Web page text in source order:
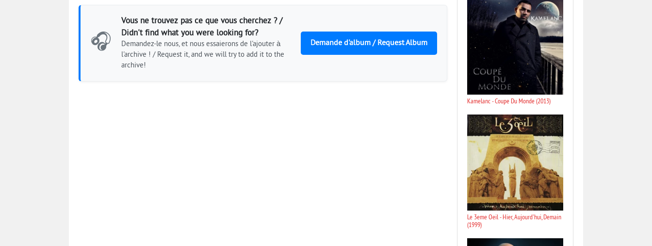
🎧
Vous ne trouvez pas ce que vous cherchez ? /
Didn't find what you were looking for?
Demandez-le nous, et nous essaierons de l'ajouter à
l'archive ! / Request it, and we will try to add it to the
archive!
Demande d'album / Request Album
Kamelanc - Coupe Du Monde (2013)
Le 3eme Oeil - Hier, Aujourd'hui, Demain
(1999)